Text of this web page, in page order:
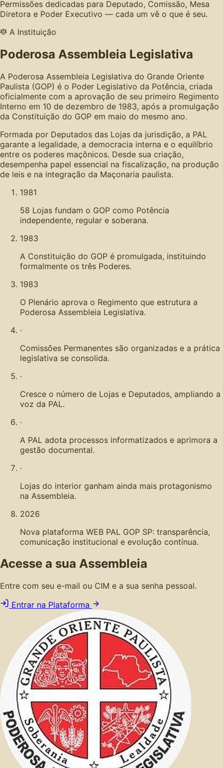
Permissões dedicadas para Deputado, Comissão, Mesa
Diretora e Poder Executivo — cada um vê o que é seu.
A Instituição
Poderosa Assembleia Legislativa
A Poderosa Assembleia Legislativa do Grande Oriente
Paulista (GOP) é o Poder Legislativo da Potência, criada
oficialmente com a aprovação de seu primeiro Regimento
Interno em 10 de dezembro de 1983, após a promulgação
da Constituição do GOP em maio do mesmo ano.
Formada por Deputados das Lojas da jurisdição, a PAL
garante a legalidade, a democracia interna e o equilíbrio
entre os poderes maçônicos. Desde sua criação,
desempenha papel essencial na fiscalização, na produção
de leis e na integração da Maçonaria paulista.
1981
58 Lojas fundam o GOP como Potência
independente, regular e soberana.
1983
A Constituição do GOP é promulgada, instituindo
formalmente os três Poderes.
1983
O Plenário aprova o Regimento que estrutura a
Poderosa Assembleia Legislativa.
·
Comissões Permanentes são organizadas e a prática
legislativa se consolida.
·
Cresce o número de Lojas e Deputados, ampliando a
voz da PAL.
·
A PAL adota processos informatizados e aprimora a
gestão documental.
·
Lojas do interior ganham ainda mais protagonismo
na Assembleia.
2026
Nova plataforma WEB PAL GOP SP: transparência,
comunicação institucional e evolução contínua.
Acesse a sua Assembleia
Entre com seu e-mail ou CIM e a sua senha pessoal.
Entrar na Plataforma